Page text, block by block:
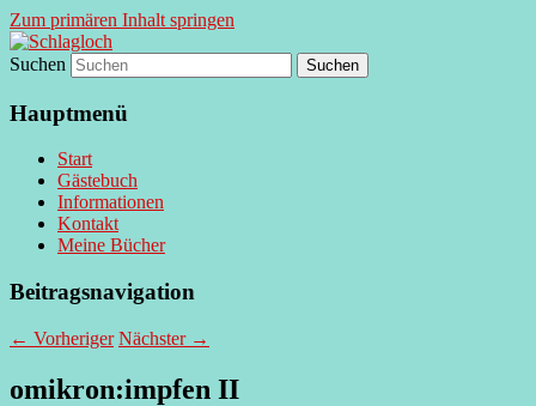
Zum primären Inhalt springen
Schlagloch
supersberger taggedanken
Suchen
Hauptmenü
Start
Gästebuch
Informationen
Kontakt
Meine Bücher
Beitragsnavigation
← Vorheriger Nächster →
omikron:impfen II